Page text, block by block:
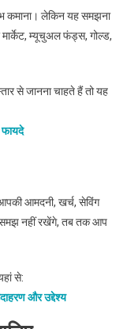
कमाना। लेकिन यह समझना
म्यूचुअल फंड्स, गोल्ड,
से जानना चाहते हैं तो यह
आमदनी, खर्च, सेविंग
नहीं रखेंगे, तब तक आप
से:
और उद्देश्य